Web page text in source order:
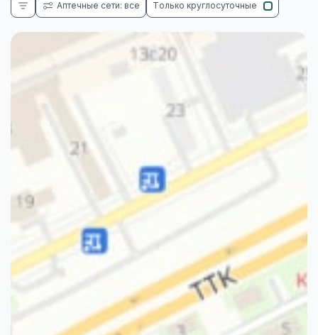
Аптечные сети: все Только круглосуточные